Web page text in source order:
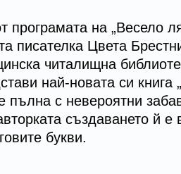
програмата на „Весело
писателка Цвета
читалищна
най-новата си книга
пълна с невероятни
създаването й
букви.